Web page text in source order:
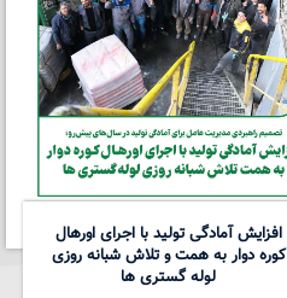
افزایش آمادگی تولید با اجرای اورهال
کوره دوار به همت و تلاش شبانه روزی
لوله گستری ها